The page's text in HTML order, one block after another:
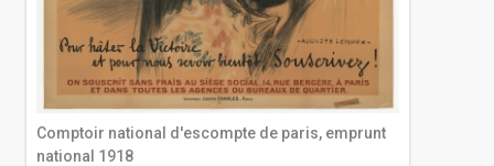
Comptoir national d'escompte de paris, emprunt
national 1918